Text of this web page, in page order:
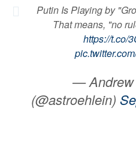
SOCIÁLNÍ SÍTĚ
PLNÁ VERZE STRÁNEK
Putin Is Playing by
That means, "no
https://t.co/
— Andrew
(@astroehlein)